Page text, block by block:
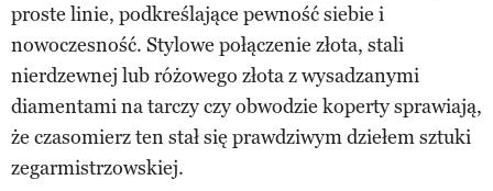
proste linie, podkreślające pewność siebie i
nowoczesność. Stylowe połączenie złota, stali
nierdzewnej lub różowego złota z wysadzanymi
diamentami na tarczy czy obwodzie koperty sprawiają,
że czasomierz ten stał się prawdziwym dziełem sztuki
zegarmistrzowskiej.